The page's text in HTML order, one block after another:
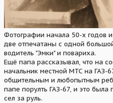
Фотографии начала 50-х годов
две отпечатаны с одной
водитель "Эмки" и повариха.
Ещё папа рассказывал, что на
начальник местной МТС на ГАЗ-
общительным и любопытным
папе порулть ГАЗ-67, и это
сел за руль.